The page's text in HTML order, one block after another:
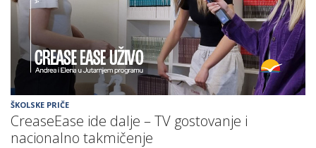
ŠKOLSKE PRIČE
CreaseEase ide dalje – TV gostovanje i
nacionalno takmičenje